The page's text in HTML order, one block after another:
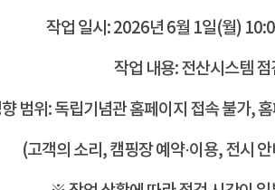
작업 일시: 2026년 6월 1일(월)
작업 내용: 전산시스템 점
범위: 독립기념관 홈페이지 접속 불가,
(고객의 소리, 캠핑장 예약·이용, 전시